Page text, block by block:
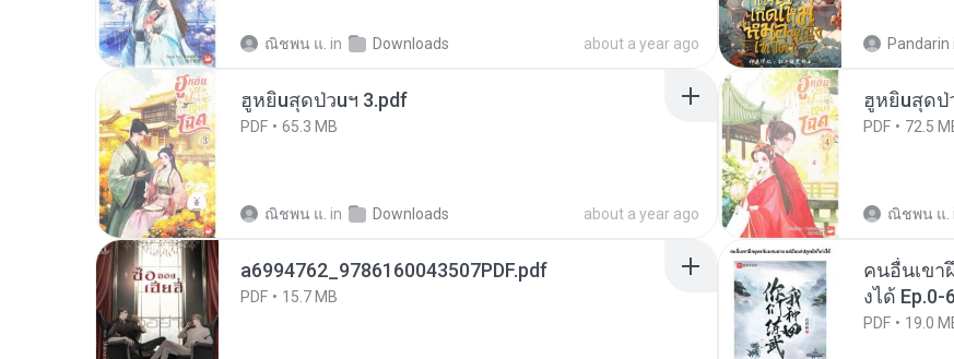
ณิชพน แ. in Downloads about a year ago Pandarin
ฮูหยิuสุดป่วuฯ 3.pdf
PDF 65.3 MB
ณิชพน แ. in Downloads about a year ago
ฮูหยิuสุดป่
PDF 72.5
ณิชพน แ.
a6994762_9786160043507PDF.pdf
PDF 15.7 MB
คนอื่นเข
งได้
PDF 19.0